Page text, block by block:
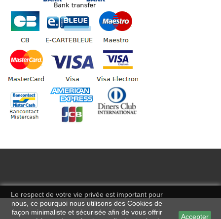
Le respect de votre vie privée est important pour
nous, ce pourquoi nous utilisons des Cookies de
façon minimaliste et sécurisée afin de vous offrir
Accepter